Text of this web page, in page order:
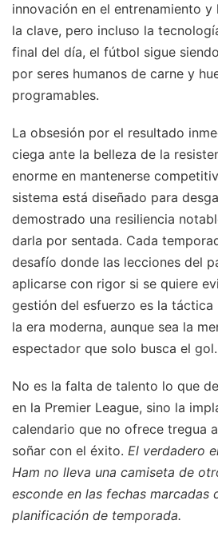
innovación en el entrenamiento y
la clave, pero incluso la
final del día, el fútbol sigue
por seres humanos de carne y
programables.
La obsesión por el resultado
ciega ante la belleza de la
enorme en mantenerse
sistema está diseñado para
demostrado una resiliencia
darla por sentada. Cada
desafío donde las lecciones del
aplicarse con rigor si se quiere
gestión del esfuerzo es la
la era moderna, aunque sea la
espectador que solo busca el gol.
No es la falta de talento lo que
en la Premier League, sino la
calendario que no ofrece tregua
soñar con el éxito. El verdadero
Ham no lleva una camiseta de
esconde en las fechas marcadas
planificación de temporada.